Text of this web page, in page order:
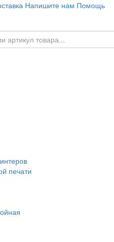
Напишите нам Помощь
печати